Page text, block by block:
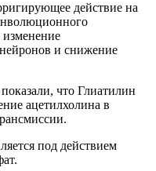
действие на
изменение
и снижение
что Глиатилин
ацетилхолина в
под действием